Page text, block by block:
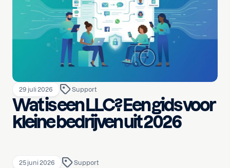
29 juli 2026 Support
Wat is een LLC? Een gids voor
kleine bedrijven uit 2026
25 juni 2026 Support